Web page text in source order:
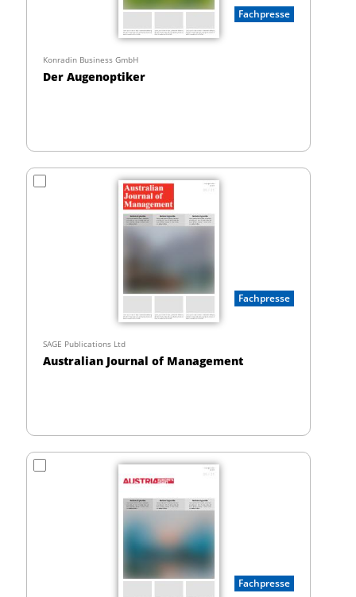
Fachpresse
Konradin Business GmbH
Der Augenoptiker
Fachpresse
SAGE Publications Ltd
Australian Journal of Management
Fachpresse